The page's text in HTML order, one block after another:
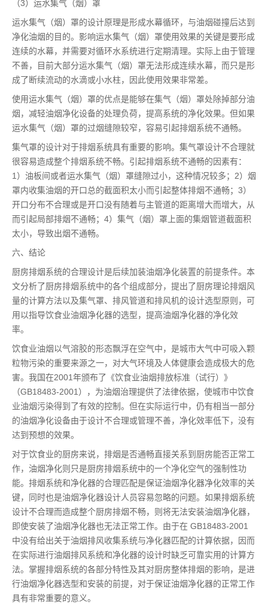
（3）运水集气（烟）罩
运水集气（烟）罩的设计原理是形成水幕循环，与油烟碰撞后达到
净化油烟的目的。影响运水集气（烟）罩使用效果的关键是要形成
连续的水幕，并需要对循环水系统进行定期清理。实际上由于管理
不善，目前大部分运水集气（烟）罩无法形成连续水幕，而只是形
成了断续流动的水滴或小水柱，因此使用效果非常差。
使用运水集气（烟）罩的优点是能够在集气（烟）罩处除掉部分油
烟，减轻油烟净化设备的处理负荷，提高系统的净化效果。但如果
运水集气（烟）罩的过烟缝隙较窄，容易引起排烟系统不通畅。
集气罩的设计对于排烟系统具有重要的影响。集气罩设计不合理就
很容易造成整个排烟系统不畅。引起排烟系统不通畅的因素有：
1）油板间或者运水集气（烟）罩缝隙过小，这种情况较多；2）烟
罩内收集油烟的开口总的截面积太小而引起整体排烟不通畅；3）
开口分布不合理或是开口没有随着与主管道的距离增大而增大，从
而引起局部排烟不通畅；4）集气（烟）罩上面的集烟管道截面积
太小，导致出烟不通畅。
六、结论
厨房排烟系统的合理设计是后续加装油烟净化装置的前提条件。本
文分析了厨房排烟系统中的各个组成部分，提出了厨房理论排烟风
量的计算方法以及集气罩、排风管道和排风机的设计选型原则，可
用以指导饮食业油烟净化器的选型，提高油烟净化器的净化效
率。
饮食业油烟以气溶胶的形态飘浮在空气中，是城市大气中可吸入颗
粒物污染的重要来源之一，对大气环境及人体健康会造成极大的危
害。我国在2001年颁布了《饮食业油烟排放标准（试行）》
（GB18483-2001），为油烟治理提供了法律依据，使城市中饮食
业油烟污染得到了有效的控制。但在实际运行中，仍有相当一部分
的油烟净化设备由于设计不合理或管理不善，净化效率低下，没有
达到预想的效果。
对于饮食业的厨房来说，排烟是否通畅直接关系到厨房能否正常工
作，油烟净化则只是厨房排烟系统中的一个净化空气的强制性功
能。排烟系统和净化器的合理匹配是保证油烟净化器净化效率的关
键，同时也是油烟净化器设计人员容易忽略的问题。如果排烟系统
设计不合理而造成整个厨房排烟不畅，则将无法安装油烟净化器，
即使安装了油烟净化器也无法正常工作。由于在 GB18483-2001
中没有给出关于油烟排风收集系统与净化器匹配的计算依据，因而
在实际进行油烟排风系统和净化器的设计时缺乏可靠实用的计算方
法。掌握排烟系统的各部分特性及其对厨房整体排烟的影响，是进
行油烟净化器选型和安装的前提，对于保证油烟净化器的正常工作
具有非常重要的意义。